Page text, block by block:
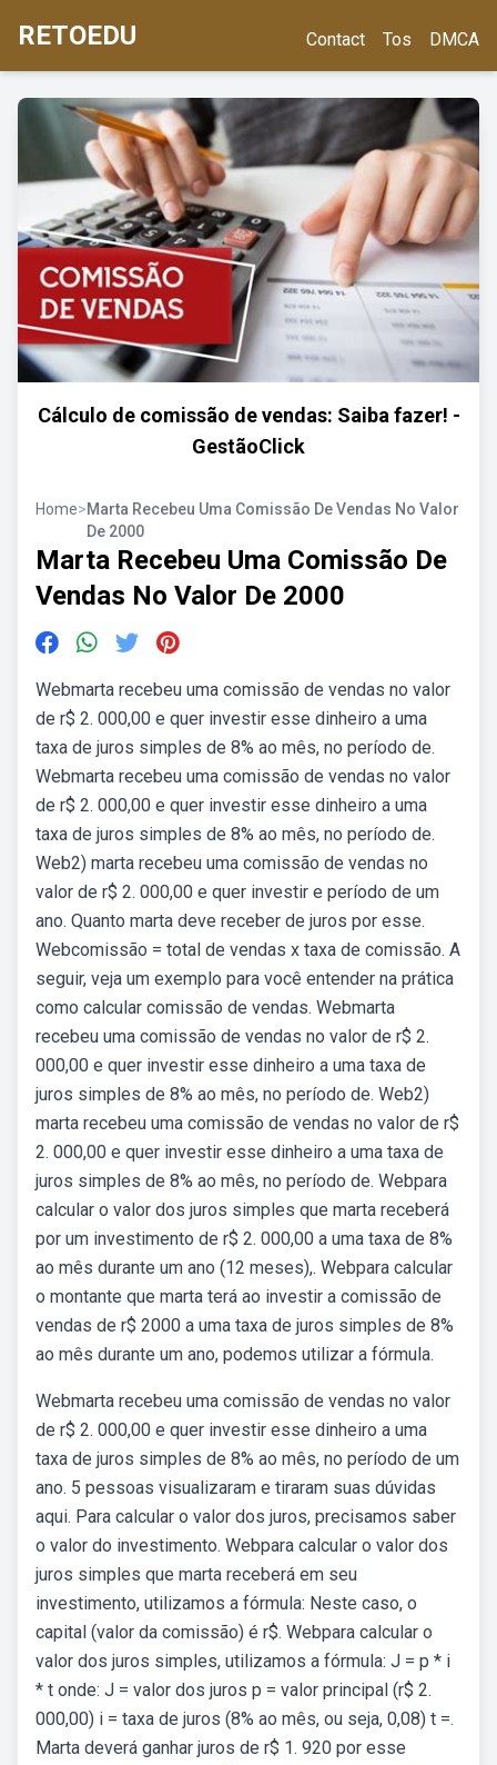
RETOEDU Contact Tos DMCA
Cálculo de comissão de vendas: Saiba fazer! -
GestãoClick
Home>Marta Recebeu Uma Comissão De Vendas No Valor
De 2000
Marta Recebeu Uma Comissão De
Vendas No Valor De 2000
Webmarta recebeu uma comissão de vendas no valor
de r$ 2. 000,00 e quer investir esse dinheiro a uma
taxa de juros simples de 8% ao mês, no período de.
Webmarta recebeu uma comissão de vendas no valor
de r$ 2. 000,00 e quer investir esse dinheiro a uma
taxa de juros simples de 8% ao mês, no período de.
Web2) marta recebeu uma comissão de vendas no
valor de r$ 2. 000,00 e quer investir e período de um
ano. Quanto marta deve receber de juros por esse.
Webcomissão = total de vendas x taxa de comissão. A
seguir, veja um exemplo para você entender na prática
como calcular comissão de vendas. Webmarta
recebeu uma comissão de vendas no valor de r$ 2.
000,00 e quer investir esse dinheiro a uma taxa de
juros simples de 8% ao mês, no período de. Web2)
marta recebeu uma comissão de vendas no valor de r$
2. 000,00 e quer investir esse dinheiro a uma taxa de
juros simples de 8% ao mês, no período de. Webpara
calcular o valor dos juros simples que marta receberá
por um investimento de r$ 2. 000,00 a uma taxa de 8%
ao mês durante um ano (12 meses),. Webpara calcular
o montante que marta terá ao investir a comissão de
vendas de r$ 2000 a uma taxa de juros simples de 8%
ao mês durante um ano, podemos utilizar a fórmula.
Webmarta recebeu uma comissão de vendas no valor
de r$ 2. 000,00 e quer investir esse dinheiro a uma
taxa de juros simples de 8% ao mês, no período de um
ano. 5 pessoas visualizaram e tiraram suas dúvidas
aqui. Para calcular o valor dos juros, precisamos saber
o valor do investimento. Webpara calcular o valor dos
juros simples que marta receberá em seu
investimento, utilizamos a fórmula: Neste caso, o
capital (valor da comissão) é r$. Webpara calcular o
valor dos juros simples, utilizamos a fórmula: J = p * i
* t onde: J = valor dos juros p = valor principal (r$ 2.
000,00) i = taxa de juros (8% ao mês, ou seja, 0,08) t =.
Marta deverá ganhar juros de r$ 1. 920 por esse